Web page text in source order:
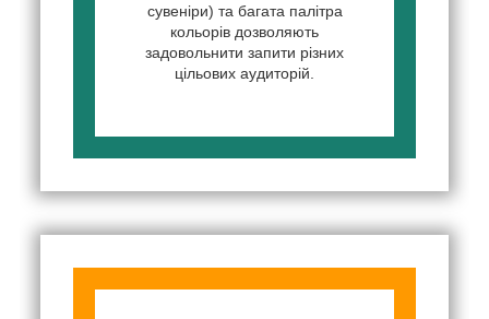
сувеніри) та багата палітра
кольорів дозволяють
задовольнити запити різних
цільових аудиторій.